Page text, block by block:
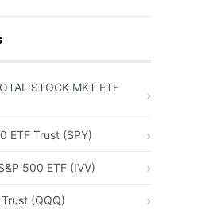
STOCK MKT ETF
ETF Trust (SPY)
500 ETF (IVV)
(QQQ)